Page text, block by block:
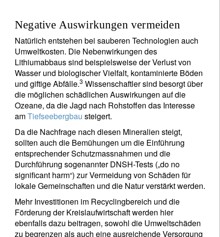
Negative Auswirkungen vermeiden
Natürlich entstehen bei sauberen Technologien auch
Umweltkosten. Die Nebenwirkungen des
Lithiumabbaus sind beispielsweise der Verlust von
Wasser und biologischer Vielfalt, kontaminierte Böden
und giftige Abfälle.3 Wissenschaftler sind besorgt über
die möglichen schädlichen Auswirkungen auf die
Ozeane, da die Jagd nach Rohstoffen das Interesse
amTiefseebergbau steigert.
Da die Nachfrage nach diesen Mineralien steigt,
sollten auch die Bemühungen um die Einführung
entsprechender Schutzmassnahmen und die
Durchführung sogenannter DNSH-Tests („do no
significant harm“) zur Vermeidung von Schäden für
lokale Gemeinschaften und die Natur verstärkt werden.
Mehr Investitionen im Recyclingbereich und die
Förderung der Kreislaufwirtschaft werden hier
ebenfalls dazu beitragen, sowohl die Umweltschäden
zu begrenzen als auch eine ausreichende Versorgung